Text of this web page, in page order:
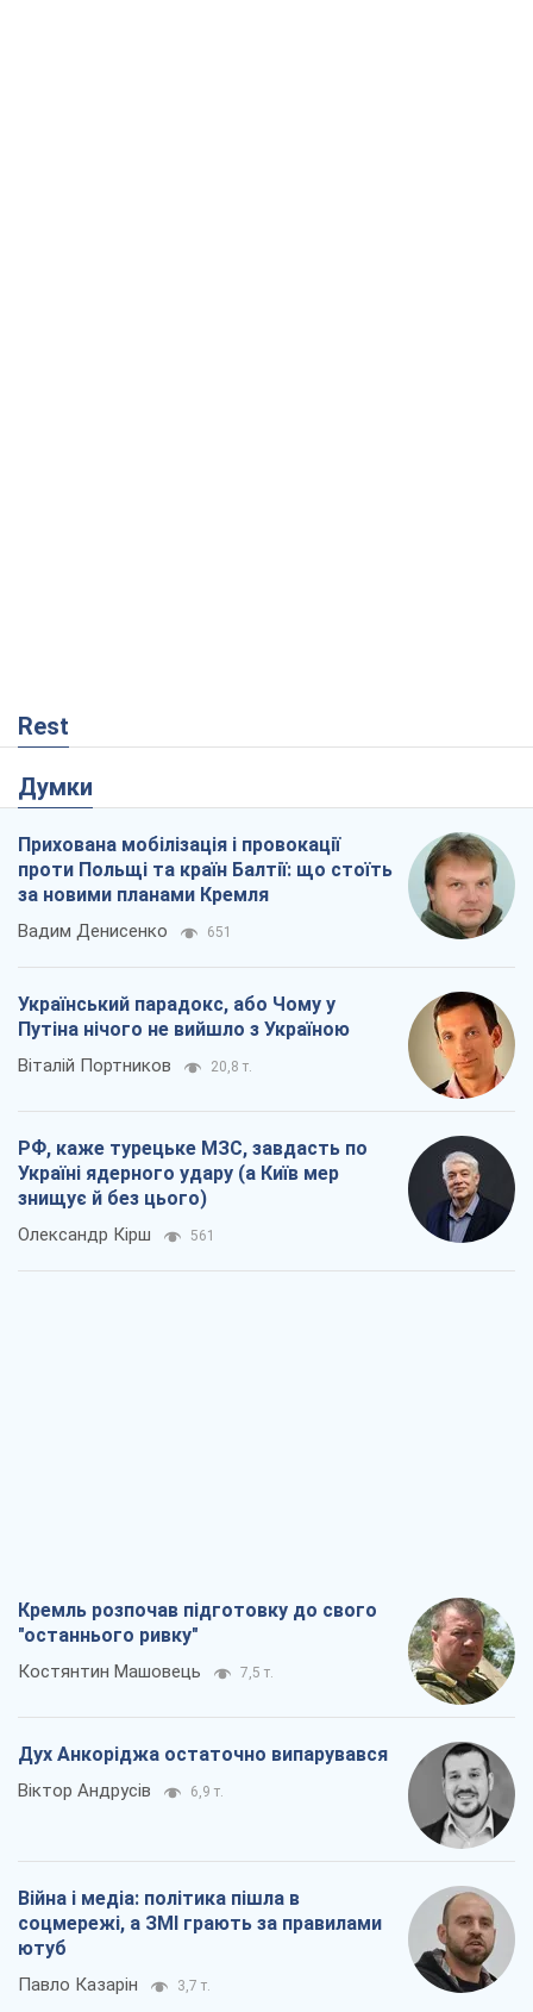
Rest
Думки
Прихована мобілізація і провокації
проти Польщі та країн Балтії: що стоїть
за новими планами Кремля
Вадим Денисенко 651
Український парадокс, або Чому у
Путіна нічого не вийшло з Україною
Віталій Портников 20,8 т.
РФ, каже турецьке МЗС, завдасть по
Україні ядерного удару (а Київ мер
знищує й без цього)
Олександр Кірш 561
Кремль розпочав підготовку до свого
"останнього ривку"
Костянтин Машовець 7,5 т.
Дух Анкоріджа остаточно випарувався
Віктор Андрусів 6,9 т.
Війна і медіа: політика пішла в
соцмережі, а ЗМІ грають за правилами
ютуб
Павло Казарін 3,7 т.